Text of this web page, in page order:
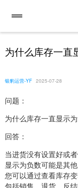
为什么库存一直
银豹运营-YF 2025-07-28
问题：
为什么库存一直显示
回答：
当进货没有设置好或
显示为负数可能是其他
您可以通过查看库存
包括销售、退货、反